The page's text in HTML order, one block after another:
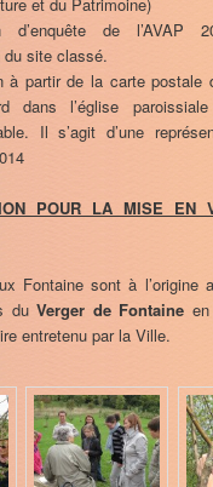
d’enquête de l’AVAP
site classé.
à partir de la carte postale
dans l’église
Il s’agit d’une
POUR LA MISE EN
Fontaine sont à l’origine
duVerger de Fontaine
entretenu par la Ville.